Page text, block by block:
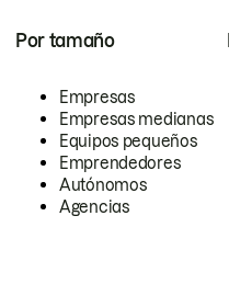
Por tamaño
Empresas
Empresas medianas
Equipos pequeños
Emprendedores
Autónomos
Agencias